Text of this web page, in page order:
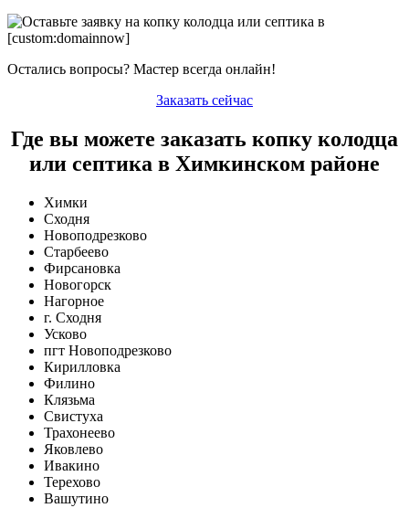
Остались вопросы? Мастер всегда онлайн!
Заказать сейчас
Где вы можете заказать копку колодца
или септика в Химкинском районе
Химки
Сходня
Новоподрезково
Старбеево
Фирсановка
Новогорск
Нагорное
г. Сходня
Усково
пгт Новоподрезково
Кирилловка
Филино
Клязьма
Свистуха
Трахонеево
Яковлево
Ивакино
Терехово
Вашутино